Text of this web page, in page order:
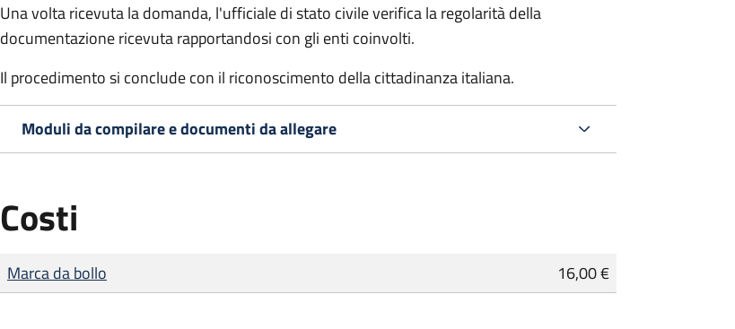
Una volta ricevuta la domanda, l'ufficiale di stato civile verifica la regolarità della
documentazione ricevuta rapportandosi con gli enti coinvolti.
Il procedimento si conclude con il riconoscimento della cittadinanza italiana.
Moduli da compilare e documenti da allegare
Costi
Tipo di pagamento
Importo
Marca da bollo 16,00 €